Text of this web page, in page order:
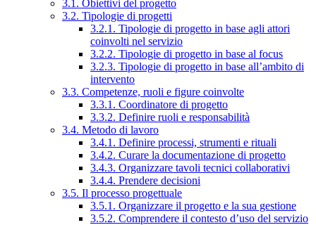
3.1. Obiettivi del progetto
3.2. Tipologie di progetti
3.2.1. Tipologie di progetto in base agli attori
coinvolti nel servizio
3.2.2. Tipologie di progetto in base al focus
3.2.3. Tipologie di progetto in base all’ambito di
intervento
3.3. Competenze, ruoli e figure coinvolte
3.3.1. Coordinatore di progetto
3.3.2. Definire ruoli e responsabilità
3.4. Metodo di lavoro
3.4.1. Definire processi, strumenti e rituali
3.4.2. Curare la documentazione di progetto
3.4.3. Organizzare tavoli tecnici collaborativi
3.4.4. Prendere decisioni
3.5. Il processo progettuale
3.5.1. Organizzare il progetto e la sua gestione
3.5.2. Comprendere il contesto d’uso del servizio